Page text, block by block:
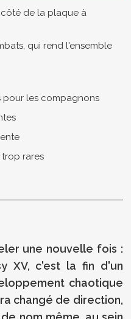
de la plaque à
qui rend l'ensemble
pour les compagnons
rares
une nouvelle fois :
XV, c'est la fin d'un
chaotique
changé de direction,